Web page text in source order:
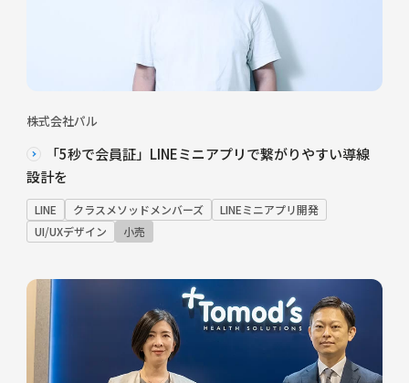
株式会社パル
「5秒で会員証」LINEミニアプリで繋がりやすい導線
設計を
LINE クラスメソッドメンバーズ
LINEミニアプリ開発
UI/UXデザイン
小売